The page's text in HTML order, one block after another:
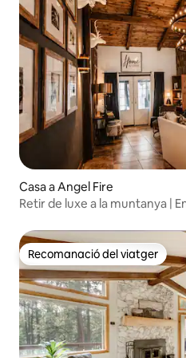
Casa a Angel Fire
Retir de luxe a la muntanya |
Recomanació del viatger
Recomanació del viatger